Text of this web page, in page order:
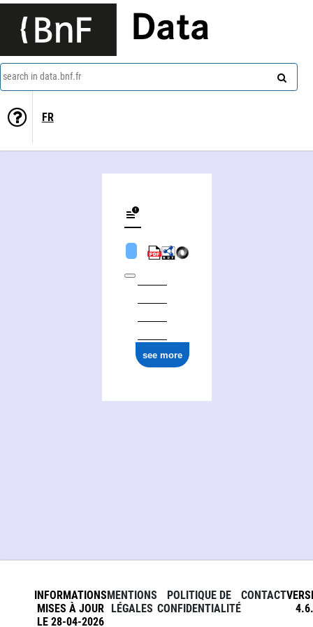
Data
search in data.bnf.fr
FR
see more
INFORMATIONS
MISES À JOUR
LE 28-04-2026
MENTIONS
LÉGALES
POLITIQUE DE
CONFIDENTIALITÉ
CONTACT